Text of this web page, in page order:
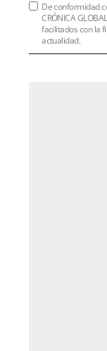
De conformidad
CRÓNICA
facilitados con la
actualidad.